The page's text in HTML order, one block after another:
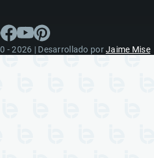
- 2026 | Desarrollado porJaime Mise